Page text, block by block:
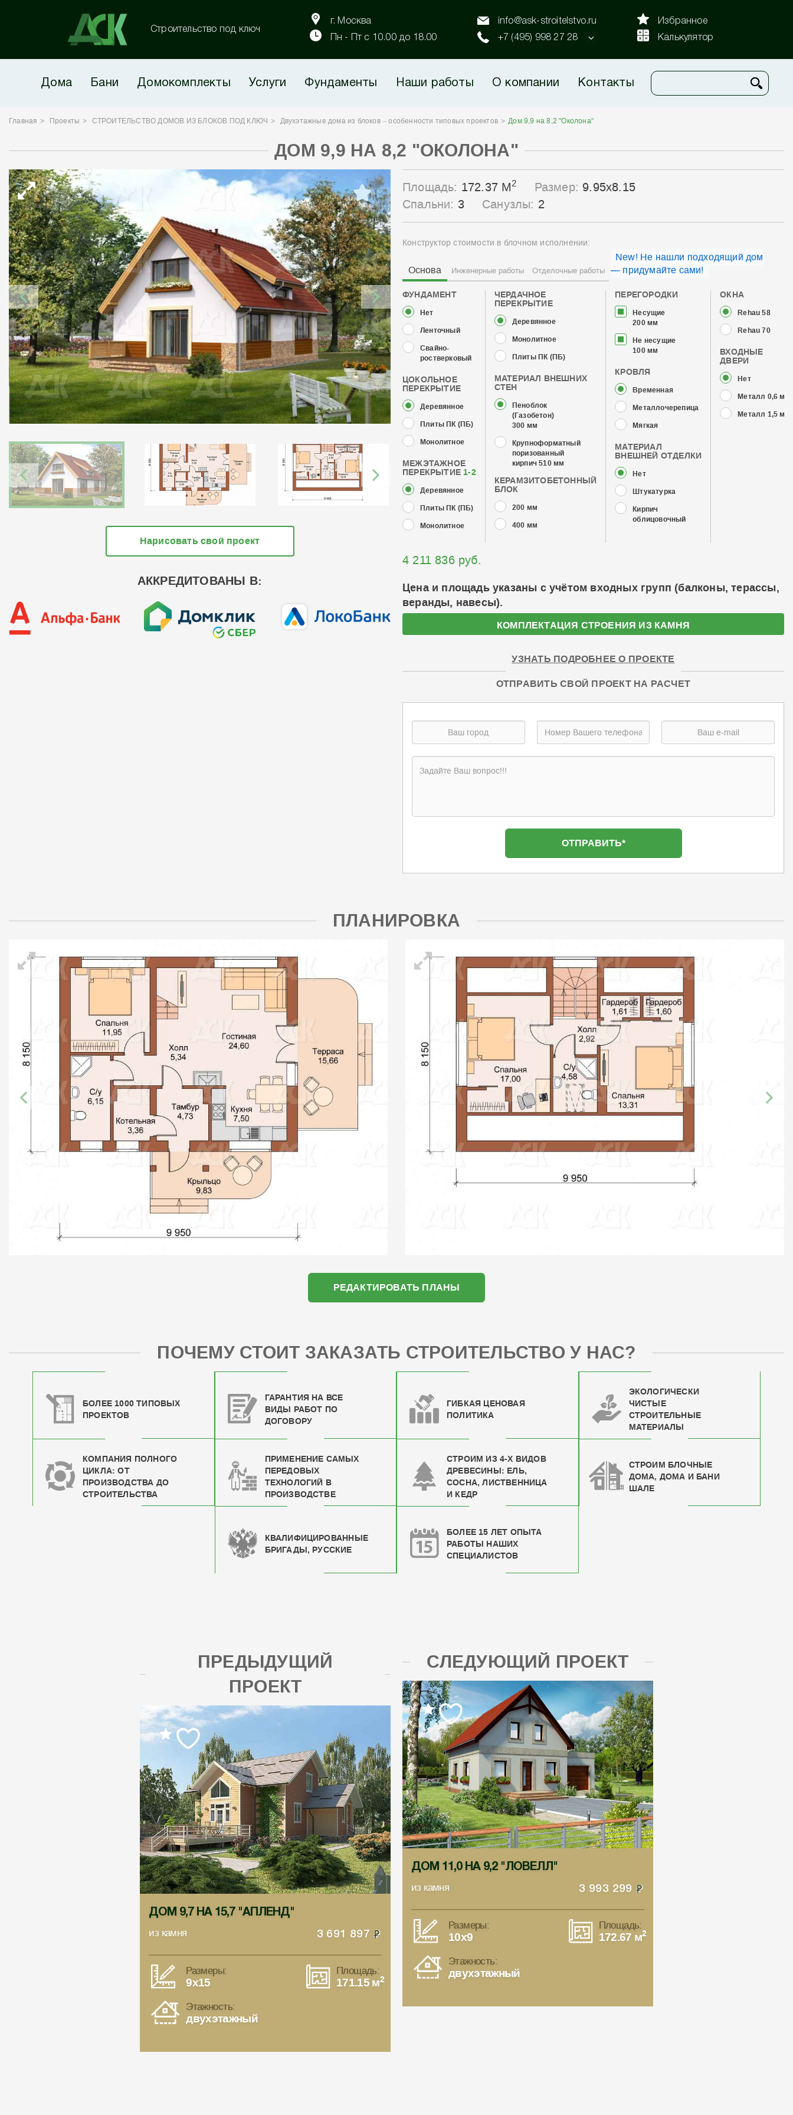
Строительство под ключ
г. Москва
Пн - Пт с 10.00 до 18.00
info@ask-stroitelstvo.ru
+7 (495) 998 27 28
Избранное
Калькулятор
Дома Бани Домокомплекты Услуги Фундаменты Наши работы О компании Контакты
Главная Проекты СТРОИТЕЛЬСТВО ДОМОВ ИЗ БЛОКОВ ПОД КЛЮЧ Двухэтажные дома из блоков – особенности типовых проектов Дом 9,9 на 8,2 "Околона"
ДОМ 9,9 НА 8,2 "ОКОЛОНА"
Нарисовать свой проект
АККРЕДИТОВАНЫ В:
Площадь: 172.37 М2 Размер: 9.95x8.15
Спальни: 3 Санузлы: 2
Конструктор стоимости в блочном исполнении:
New! Не нашли подходящий дом
— придумайте сами!
Основа Инженерные работы Отделочные работы
ФУНДАМЕНТ
Нет
Ленточный
Свайно-
ростверковый
ЦОКОЛЬНОЕ
ПЕРЕКРЫТИЕ
Деревянное
Плиты ПК (ПБ)
Монолитное
МЕЖЭТАЖНОЕ
ПЕРЕКРЫТИЕ 1-2
Деревянное
Плиты ПК (ПБ)
Монолитное
ЧЕРДАЧНОЕ
ПЕРЕКРЫТИЕ
Деревянное
Монолитное
Плиты ПК (ПБ)
МАТЕРИАЛ ВНЕШНИХ
СТЕН
Пеноблок
(Газобетон)
300 мм
Крупноформатный
поризованный
кирпич 510 мм
КЕРАМЗИТОБЕТОННЫЙ
БЛОК
200 мм
400 мм
ПЕРЕГОРОДКИ
Несущие
200 мм
Не несущие
100 мм
КРОВЛЯ
Временная
Металлочерепица
Мягкая
МАТЕРИАЛ
ВНЕШНЕЙ ОТДЕЛКИ
Нет
Штукатурка
Кирпич
облицовочный
ОКНА
Rehau 58
Rehau 70
ВХОДНЫЕ
ДВЕРИ
Нет
Металл 0,6 мм
Металл 1,5 мм
4 211 836 руб.
Цена и площадь указаны с учётом входных групп (балконы, терассы,
веранды, навесы).
КОМПЛЕКТАЦИЯ СТРОЕНИЯ ИЗ КАМНЯ
УЗНАТЬ ПОДРОБНЕЕ О ПРОЕКТЕ
ОТПРАВИТЬ СВОЙ ПРОЕКТ НА РАСЧЕТ
ПЛАНИРОВКА
РЕДАКТИРОВАТЬ ПЛАНЫ
ПОЧЕМУ СТОИТ ЗАКАЗАТЬ СТРОИТЕЛЬСТВО У НАС?
БОЛЕЕ 1000 ТИПОВЫХ
ПРОЕКТОВ
ГАРАНТИЯ НА ВСЕ
ВИДЫ РАБОТ ПО
ДОГОВОРУ
ГИБКАЯ ЦЕНОВАЯ
ПОЛИТИКА
ЭКОЛОГИЧЕСКИ
ЧИСТЫЕ
СТРОИТЕЛЬНЫЕ
МАТЕРИАЛЫ
КОМПАНИЯ ПОЛНОГО
ЦИКЛА: ОТ
ПРОИЗВОДСТВА ДО
СТРОИТЕЛЬСТВА
ПРИМЕНЕНИЕ САМЫХ
ПЕРЕДОВЫХ
ТЕХНОЛОГИЙ В
ПРОИЗВОДСТВЕ
СТРОИМ ИЗ 4-Х ВИДОВ
ДРЕВЕСИНЫ: ЕЛЬ,
СОСНА, ЛИСТВЕННИЦА
И КЕДР
СТРОИМ БЛОЧНЫЕ
ДОМА, ДОМА И БАНИ
ШАЛЕ
КВАЛИФИЦИРОВАННЫЕ
БРИГАДЫ, РУССКИЕ
БОЛЕЕ 15 ЛЕТ ОПЫТА
РАБОТЫ НАШИХ
СПЕЦИАЛИСТОВ
ПРЕДЫДУЩИЙ
ПРОЕКТ
ДОМ 9,7 НА 15,7 "АПЛЕНД"
из камня 3 691 897
Размеры:
9x15
Площадь:
171.15 м2
Этажность:
двухэтажный
СЛЕДУЮЩИЙ ПРОЕКТ
ДОМ 11,0 НА 9,2 "ЛОВЕЛЛ"
из камня 3 993 299
Размеры:
10x9
Площадь:
172.67 м2
Этажность:
двухэтажный